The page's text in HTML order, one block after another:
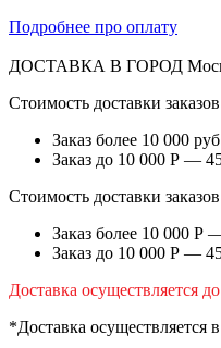
Подробнее про оплату
ДОСТАВКА В ГОРОД
Стоимость доставки
Заказ более 10 000
Заказ до 10 000 Р —
Стоимость доставки
Заказ более 10 000
Заказ до 10 000 Р —
Доставка осуществляется
*Доставка